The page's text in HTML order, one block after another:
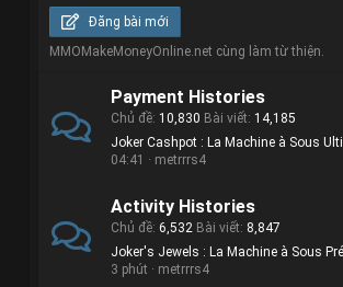
Đăng bài mới
MMOMakeMoneyOnline.net cùng làm từ thiện.
Payment Histories
Chủ đề 10,830 Bài viết 14,185
04:41
metrrrs4
Activity Histories
Chủ đề 6,532 Bài viết 8,847
3 phút
metrrrs4